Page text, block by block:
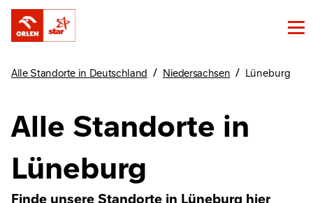
Alle Standorte in Deutschland / Niedersachsen / Lüneburg
Alle Standorte in
Lüneburg
Finde unsere Standorte in Lüneburg hier